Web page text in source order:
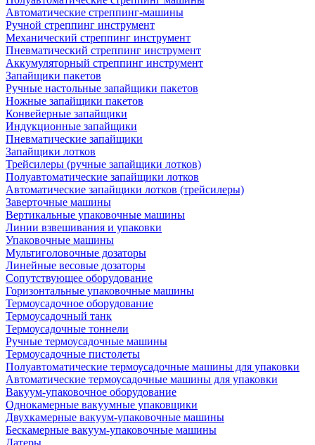
Автоматические стреппинг-машины
Ручной стреппинг инструмент
Механический стреппинг инструмент
Пневматический стреппинг инструмент
Аккумуляторный стреппинг инструмент
Запайщики пакетов
Ручные настольные запайщики пакетов
Ножные запайщики пакетов
Конвейерные запайщики
Индукционные запайщики
Пневматические запайщики
Запайщики лотков
Трейсилеры (ручные запайщики лотков)
Полуавтоматические запайщики лотков
Автоматические запайщики лотков (трейсилеры)
Заверточные машины
Вертикальные упаковочные машины
Линии взвешивания и упаковки
Упаковочные машины
Мультиголовочные дозаторы
Линейные весовые дозаторы
Сопутствующее оборудование
Горизонтальные упаковочные машины
Термоусадочное оборудование
Термоусадочный танк
Термоусадочные тоннели
Ручные термоусадочные машины
Термоусадочные пистолеты
Полуавтоматические термоусадочные машины для упаковки
Автоматические термоусадочные машины для упаковки
Вакуум-упаковочное оборудование
Однокамерные вакуумные упаковщики
Двухкамерные вакуум-упаковочные машины
Бескамерные вакуум-упаковочные машины
Датеры